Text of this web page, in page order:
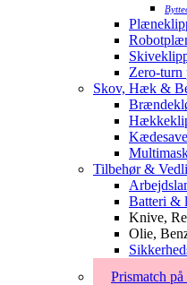
Zero-
Skov, Hæk &
Kædesave
Tilbehør &
Batteri &
Knive,
Olie,
Prismatch